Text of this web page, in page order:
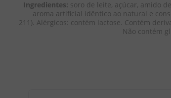
Ingredientes: soro de leite, açúcar, amido
aroma artificial idêntico ao natural e
211). Alérgicos: contém lactose. Contém
Não contém